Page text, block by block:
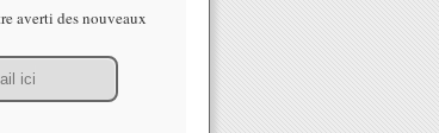
averti des nouveaux